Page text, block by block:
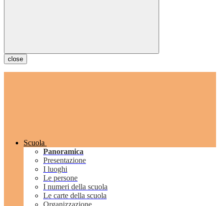
close
Scuola
Panoramica
Presentazione
I luoghi
Le persone
I numeri della scuola
Le carte della scuola